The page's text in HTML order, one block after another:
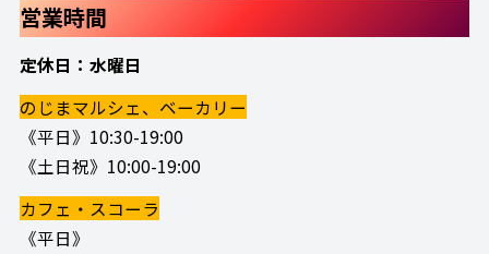
営業時間
定休日：水曜日
のじまマルシェ、ベーカリー
《平日》10:30-19:00
《土日祝》10:00-19:00
カフェ・スコーラ
《平日》